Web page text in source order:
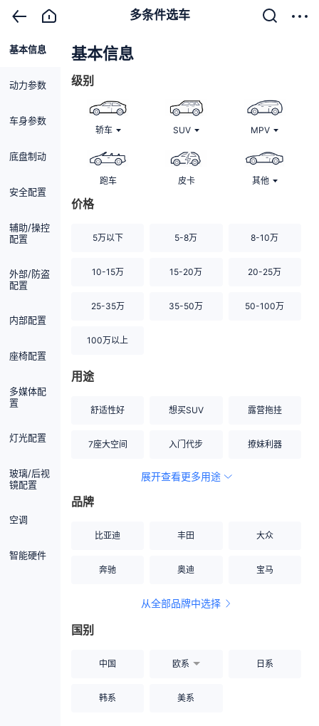
多条件选车
基本信息
动力参数
车身参数
底盘制动
安全配置
辅助/操控
配置
外部/防盗
配置
内部配置
座椅配置
多媒体配
置
灯光配置
玻璃/后视
镜配置
空调
智能硬件
基本信息
级别
轿车 SUV MPV
跑车 皮卡 其他
价格
5万以下 5-8万 8-10万
10-15万 15-20万 20-25万
25-35万 35-50万 50-100万
100万以上
用途
舒适性好 想买SUV 露营拖挂
7座大空间 入门代步 撩妹利器
空间宽敞
展开查看更多用途
品牌
比亚迪 丰田 大众
奔驰 奥迪 宝马
从全部品牌中选择
国别
中国 欧系 日系
韩系 美系